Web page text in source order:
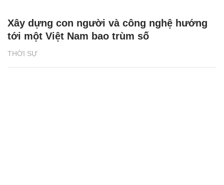
THỜI SỰ
Xây dựng con người và công nghệ hướng
tới một Việt Nam bao trùm số